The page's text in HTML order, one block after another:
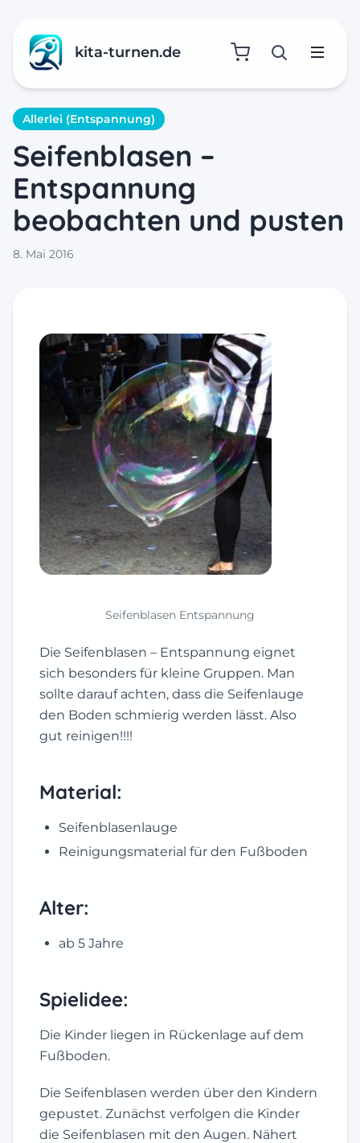
kita-turnen.de SucheMenü
Allerlei (Entspannung)
Seifenblasen –
Entspannung
beobachten und pusten
8. Mai 2016
Seifenblasen Entspannung
Die Seifenblasen – Entspannung eignet
sich besonders für kleine Gruppen. Man
sollte darauf achten, dass die Seifenlauge
den Boden schmierig werden lässt. Also
gut reinigen!!!!
Material:
Seifenblasenlauge
Reinigungsmaterial für den Fußboden
Alter:
ab 5 Jahre
Spielidee:
Die Kinder liegen in Rückenlage auf dem
Fußboden.
Die Seifenblasen werden über den Kindern
gepustet. Zunächst verfolgen die Kinder
die Seifenblasen mit den Augen. Nähert